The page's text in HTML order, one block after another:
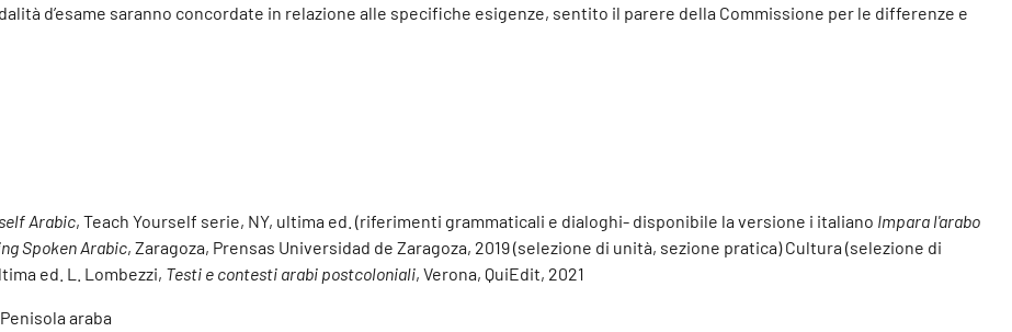
d’esame saranno concordate in relazione alle specifiche esigenze, sentito il parere della Commissione per le differenze e
Arabic, Teach Yourself serie, NY, ultima ed. (riferimenti grammaticali e dialoghi- disponibile la versione i italiano Impara l'arabo
Spoken Arabic, Zaragoza, Prensas Universidad de Zaragoza, 2019 (selezione di unità, sezione pratica) Cultura (selezione di
ed. L. Lombezzi, Testi e contesti arabi postcoloniali, Verona, QuiEdit, 2021
araba